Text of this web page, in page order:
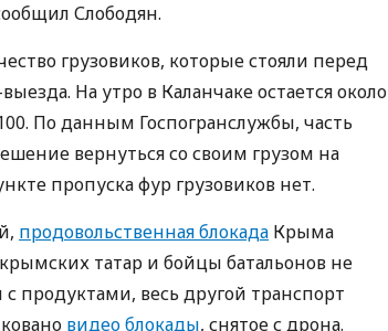
Слободян.
грузовиков, которые стояли перед
На утро в Каланчаке остается около
По данным Госпогранслужбы, часть
вернуться со своим грузом на
пропуска фур грузовиков нет.
продовольственная блокада Крыма
татар и бойцы батальонов не
продуктами, весь другой транспорт
видео блокады, снятое с дрона.